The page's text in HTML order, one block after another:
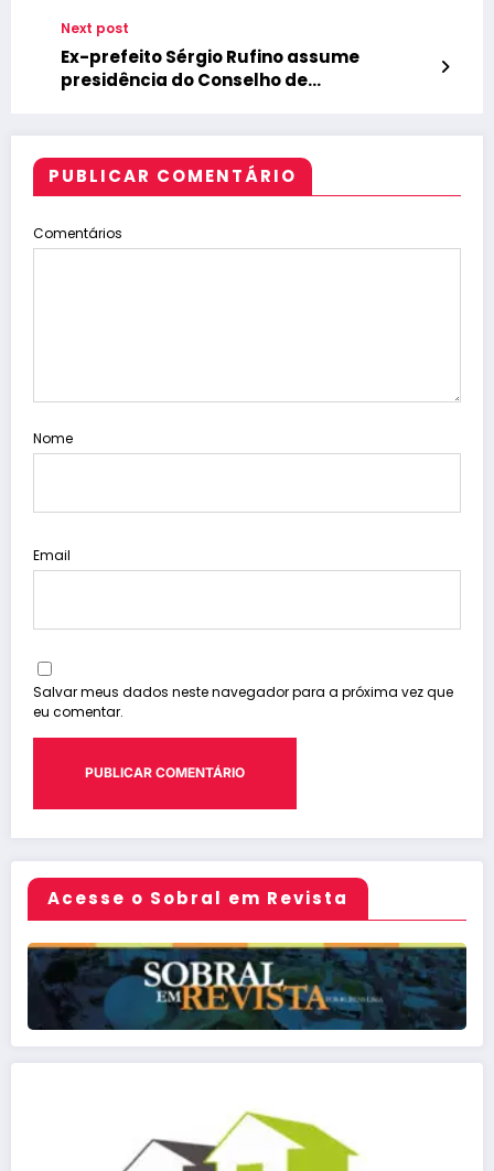
Next post
Ex-prefeito Sérgio Rufino assume
presidência do Conselho de
PUBLICAR COMENTÁRIO
Comentários
Nome
Email
Salvar meus dados neste navegador para a próxima vez que
eu comentar.
Acesse o Sobral em Revista